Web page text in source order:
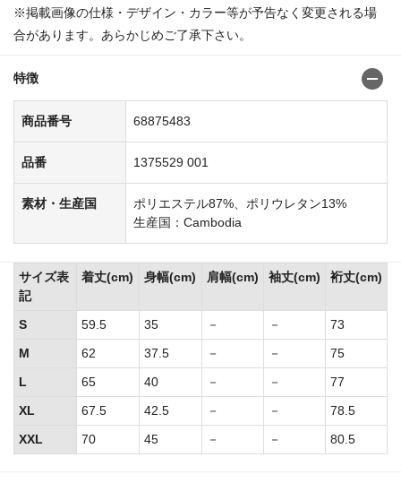
※掲載画像の仕様・デザイン・カラー等が予告なく変更される場
合があります。あらかじめご了承下さい。
特徴
商品番号 68875483
品番 1375529 001
素材・生産国
ポリエステル87%、ポリウレタン13%
生産国：Cambodia
サイズ表
記
着丈(cm) 身幅(cm) 肩幅(cm) 袖丈(cm) 裄丈(cm)
S 59.5 35 － －
73
M
62 37.5 － －
75
L
65 40 － －
77
XL
67.5 42.5 － －
78.5
XXL
70 45 － － 80.5